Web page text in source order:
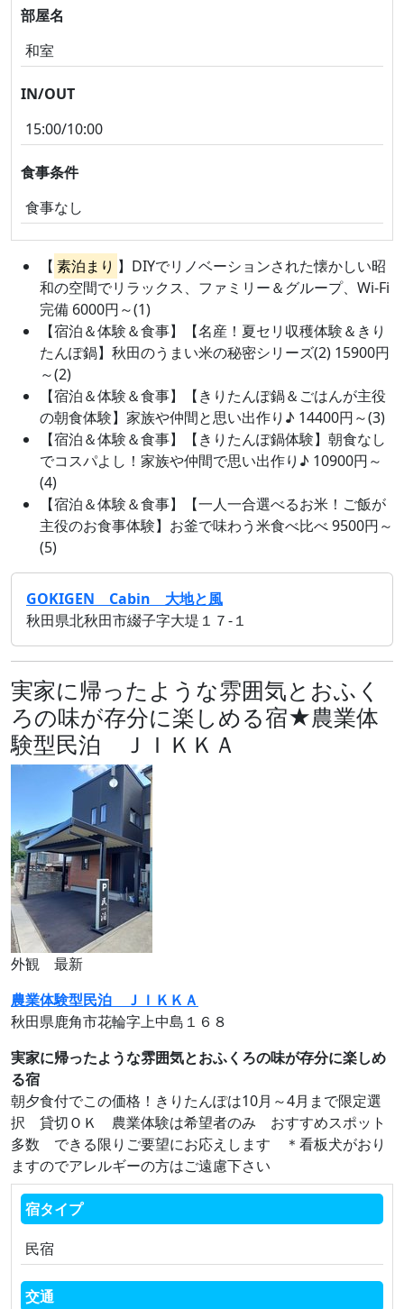
部屋名
和室
IN/OUT
15:00/10:00
食事条件
食事なし
【 素泊まり 】DIYでリノベーションされた懐かしい昭
和の空間でリラックス、ファミリー＆グループ、Wi-Fi
完備 6000円～(1)
【宿泊＆体験＆食事】【名産！夏セリ収穫体験＆きり
たんぽ鍋】秋田のうまい米の秘密シリーズ(2) 15900円
～(2)
【宿泊＆体験＆食事】【きりたんぽ鍋＆ごはんが主役
の朝食体験】家族や仲間と思い出作り♪ 14400円～(3)
【宿泊＆体験＆食事】【きりたんぽ鍋体験】朝食なし
でコスパよし！家族や仲間で思い出作り♪ 10900円～
(4)
【宿泊＆体験＆食事】【一人一合選べるお米！ご飯が
主役のお食事体験】お釜で味わう米食べ比べ 9500円～
(5)
GOKIGEN Cabin 大地と風
秋田県北秋田市綴子字大堤１７‐１
実家に帰ったような雰囲気とおふく
ろの味が存分に楽しめる宿★農業体
験型民泊 ＪＩＫＫＡ
外観 最新
農業体験型民泊 ＪＩＫＫＡ
秋田県鹿角市花輪字上中島１６８
実家に帰ったような雰囲気とおふくろの味が存分に楽しめ
る宿
朝夕食付でこの価格！きりたんぽは10月～4月まで限定選
択 貸切ＯＫ 農業体験は希望者のみ おすすめスポット
多数 できる限りご要望にお応えします ＊看板犬がおり
ますのでアレルギーの方はご遠慮下さい
宿タイプ
民宿
交通